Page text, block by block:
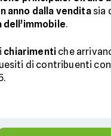
anno dalla venditasia
.
chiarimenti che
di contribuenti